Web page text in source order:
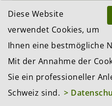
BEKB-
Zeit:10:30 Uhr
Ort:Bern
BEKB
Mehr Infos
03.09.2026
Corporate
Diese Website
verwendet Cookies, um
Ihnen eine bestmögliche
Mit der Annahme der
Sie ein professioneller
Schweiz sind. >